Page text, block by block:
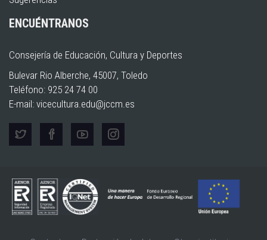
ENCUÉNTRANOS
Consejería de Educación, Cultura y Deportes
Bulevar Rio Alberche, 45007, Toledo
Teléfono: 925 24 74 00
E-mail: vicecultura.edu@jccm.es